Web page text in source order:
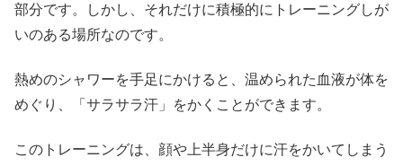
部分です。しかし、それだけに積極的にトレーニングしが
いのある場所なのです。
熱めのシャワーを手足にかけると、温められた血液が体を
めぐり、「サラサラ汗」をかくことができます。
このトレーニングは、顔や上半身だけに汗をかいてしまう